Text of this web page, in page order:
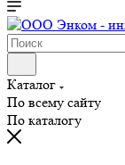
Каталог
По всему сайту
По каталогу